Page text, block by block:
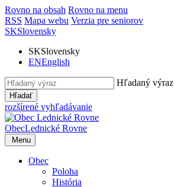
Rovno na obsah Rovno na menu
RSS Mapa webu Verzia pre seniorov
SKSlovensky
SKSlovensky
ENEnglish
Hľadaný výraz
Hľadať
rozšírené vyhľadávanie
ObecLednické Rovne
Menu
Obec
Poloha
História